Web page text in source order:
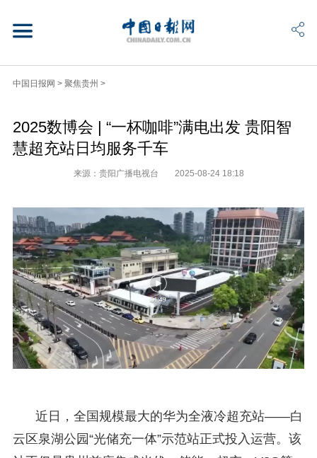
中国日报网 > 聚焦贵州 >
2025数博会 | “一杯咖啡”满电出发 贵阳智
慧超充站日均服务千车
来源：贵阳广播电视台 2025-08-24 18:18
近日，全国规模最大的华为全液冷超充站——白
云区泉湖公园“光储充一体”示范站正式投入运营。该